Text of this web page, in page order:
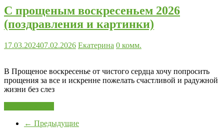
С прощеным воскресеньем 2026
(поздравления и картинки)
17.03.202407.02.2026 Екатерина 0 комм.
В Прощеное воскресенье от чистого сердца хочу попросить
прощения за все и искренне пожелать счастливой и радужной
жизни без слез
← Предыдущие